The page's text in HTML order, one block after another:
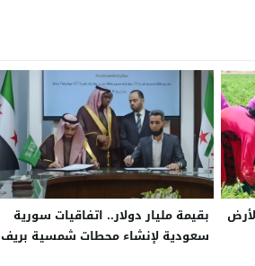
بقيمة مليار دولار.. اتفاقيات سورية
سعودية لإنشاء محطات شمسية بريف